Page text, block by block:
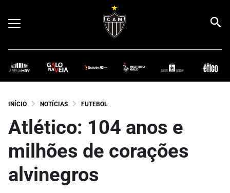
INÍCIO NOTÍCIAS FUTEBOL
Atlético: 104 anos e
milhões de corações
alvinegros